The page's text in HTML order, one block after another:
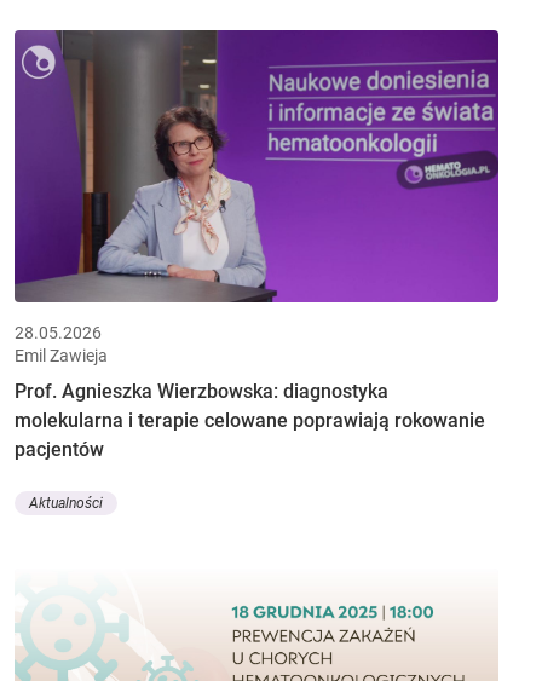
28.05.2026
Emil Zawieja
Prof. Agnieszka Wierzbowska: diagnostyka
molekularna i terapie celowane poprawiają rokowanie
pacjentów
Aktualności